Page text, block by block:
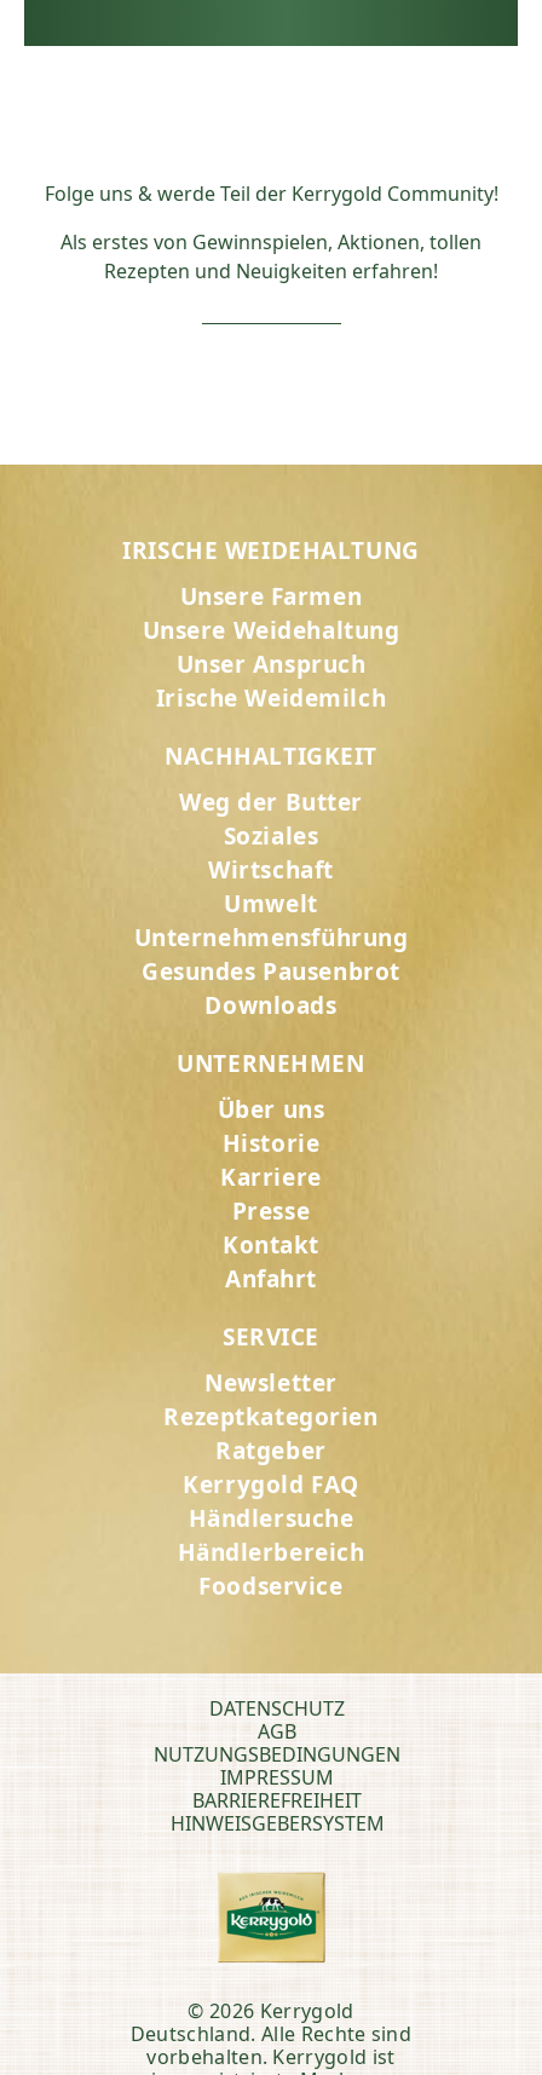
Folge uns & werde Teil der Kerrygold Community!
Als erstes von Gewinnspielen, Aktionen, tollen
Rezepten und Neuigkeiten erfahren!
IRISCHE WEIDEHALTUNG
Unsere Farmen
Unsere Weidehaltung
Unser Anspruch
Irische Weidemilch
NACHHALTIGKEIT
Weg der Butter
Soziales
Wirtschaft
Umwelt
Unternehmensführung
Gesundes Pausenbrot
Downloads
UNTERNEHMEN
Über uns
Historie
Karriere
Presse
Kontakt
Anfahrt
SERVICE
Newsletter
Rezeptkategorien
Ratgeber
Kerrygold FAQ
Händlersuche
Händlerbereich
Foodservice
DATENSCHUTZ
AGB
NUTZUNGSBEDINGUNGEN
IMPRESSUM
BARRIEREFREIHEIT
HINWEISGEBERSYSTEM
© 2026 Kerrygold
Deutschland. Alle Rechte sind
vorbehalten. Kerrygold ist